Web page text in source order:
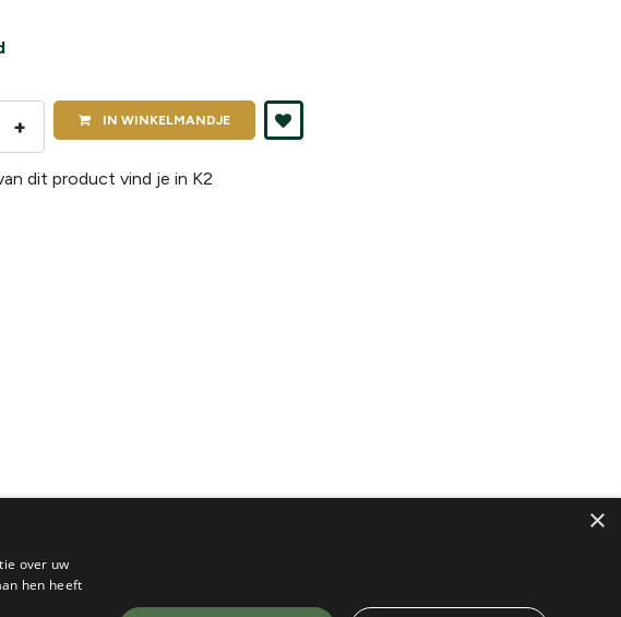
+ IN WINKELMANDJE
dit product vind je in K2
×
over uw
hen heeft